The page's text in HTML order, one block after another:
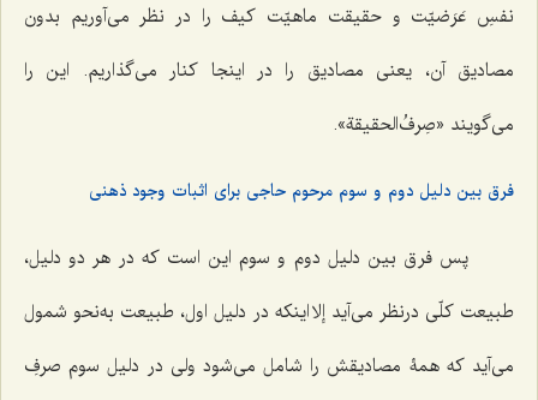
نفسِ عَرَضیّت و حقیقت ماهیّت کیف را در نظر می‌آوریم بدون
مصادیق آن، یعنی مصادیق را در اینجا کنار می‌گذاریم. این را
می‌گویند «صِرفُ‌الحقیقة».
فرق بین دلیل دوم و سوم مرحوم حاجی برای اثبات وجود ذهنی
پس فرق بین دلیل دوم و سوم این است که در هر دو دلیل،
طبیعت کلّی درنظر می‌آید إلا اینکه در دلیل اول، طبیعت به‌نحو شمول
می‌آید که همۀ مصادیقش را شامل می‌شود ولی در دلیل سوم صرفِ